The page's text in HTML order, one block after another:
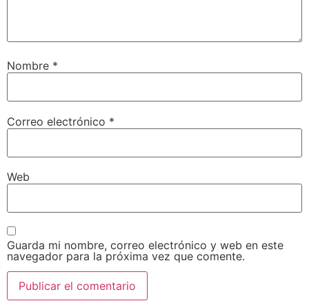
Nombre *
Correo electrónico *
Web
Guarda mi nombre, correo electrónico y web en este
navegador para la próxima vez que comente.